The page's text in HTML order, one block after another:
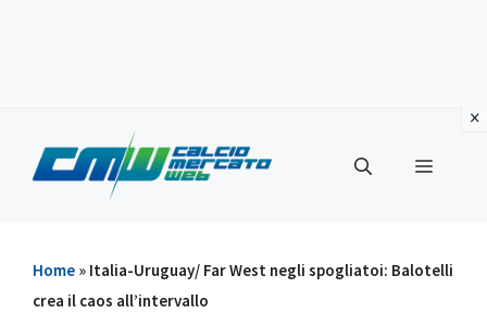
contenuto
Menu
Home » Italia-Uruguay/ Far West negli spogliatoi: Balotelli
crea il caos all’intervallo